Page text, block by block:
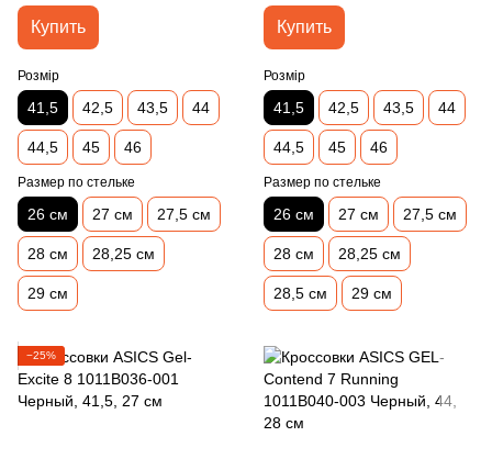
Купить
Розмір
41,5 42,5 43,5 44
44,5 45 46
Размер по стельке
26 см 27 см 27,5 см
28 см 28,25 см
29 см
Купить
Розмір
41,5 42,5 43,5 44
44,5 45 46
Размер по стельке
26 см 27 см 27,5 см
28 см 28,25 см
28,5 см 29 см
−25%